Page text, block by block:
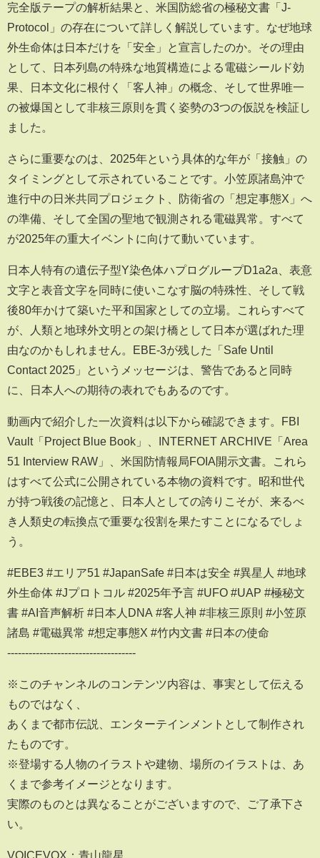
完全版テープの解析結果と、米国防総省の極秘文書「J-
Protocol」の存在について詳しく解説しています。なぜ地球
外生命体は日本だけを「安全」と宣言したのか。その理由
として、日本列島の特殊な地質構造による電磁シールド効
果、日本文化に根付く「客人神」の概念、そして世界唯一
の被爆国として非核三原則を貫く姿勢の3つの仮説を検証し
ました。
さらに重要なのは、2025年という具体的な年が「接触」の
タイミングとして示されていることです。小笠原諸島沖で
進行中の日米共同プロジェクト、防衛省の「想定事態X」へ
の準備、そして全国の聖地で観測される電磁異常。すべて
が2025年の重大イベントに向けて動いています。
日本人特有の遺伝子型Y染色体ハプログループD1a2a、表意
文字と表音文字を同時に使いこなす脳の特殊性、そして戦
後80年かけて築いた平和国家としての立場。これらすべて
が、人類と地球外文明との架け橋として日本が選ばれた理
由なのかもしれません。EBE-3が残した「Safe Until
Contact 2025」というメッセージは、警告であると同時
に、日本人への期待の表れでもあるのです。
動画内で紹介した一次資料は以下から確認できます。FBI
Vault「Project Blue Book」、INTERNET ARCHIVE「Area
51 Interview RAW」、米国防情報局FOIA開示文書。これら
はすべて公式に公開されている本物の資料です。昭和世代
が持つ戦後の記憶と、日本人としての誇りこそが、来るべ
き人類史の転換点で重要な役割を果たすことになるでしょ
う。
#EBE3 #エリア51 #JapanSafe #日本は安全 #異星人 #地球
外生命体 #Jプロトコル #2025年予言 #UFO #UAP #極秘文
書 #AI音声解析 #日本人DNA #客人神 #非核三原則 #小笠原
諸島 #電磁異常 #想定事態X #竹内文書 #日本の使命
------------------------------------
※このチャンネルのコンテンツ内容は、事実として伝える
ものではなく、
あくまで都市伝説、エンターテインメントとして制作され
たものです。
※登場する人物のイラストや建物、場所のイラストは、あ
くまで参考イメージとなります。
実際のものとは異なることがございますので、ご了承下さ
い。
VOICEVOX：青山龍星